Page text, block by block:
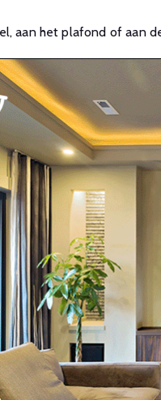
aan het plafond of aan